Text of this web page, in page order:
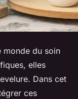
monde du soin
elles
Dans cet
ces